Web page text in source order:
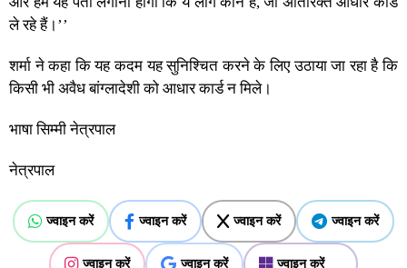
ले रहे हैं।’’
शर्मा ने कहा कि यह कदम यह सुनिश्चित करने के लिए उठाया जा रहा है कि
किसी भी अवैध बांग्लादेशी को आधार कार्ड न मिले।
भाषा सिम्मी नेत्रपाल
नेत्रपाल
ज्वाइन करें ज्वाइन करें ज्वाइन करें ज्वाइन करें
ज्वाइन करें ज्वाइन करें ज्वाइन करें